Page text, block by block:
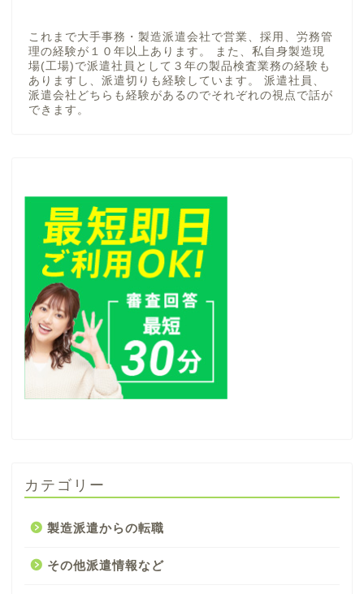
これまで大手事務・製造派遣会社で営業、採用、労務管
理の経験が１０年以上あります。 また、私自身製造現
場(工場)で派遣社員として３年の製品検査業務の経験も
ありますし、派遣切りも経験しています。 派遣社員、
派遣会社どちらも経験があるのでそれぞれの視点で話が
できます。
カテゴリー
製造派遣からの転職
その他派遣情報など